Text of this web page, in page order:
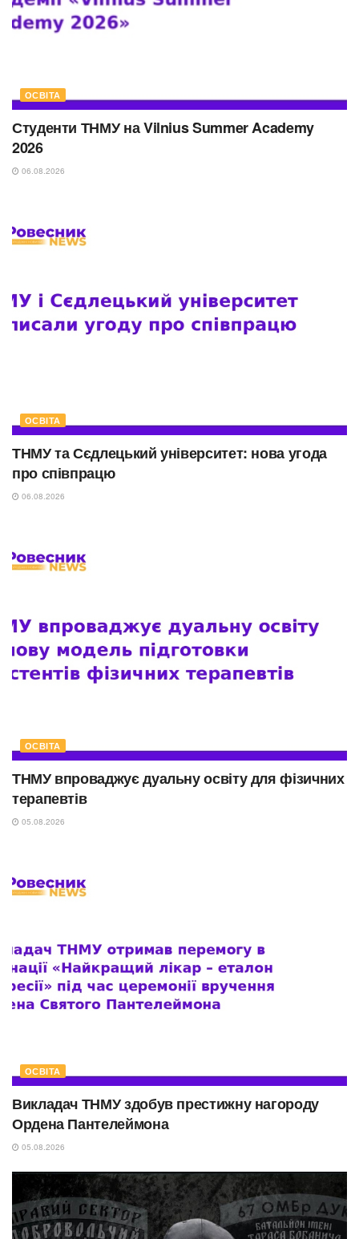
ОСВІТА
Студенти ТНМУ на Vilnius Summer Academy
2026
06.08.2026
ОСВІТА
ТНМУ та Сєдлецький університет: нова угода
про співпрацю
06.08.2026
ОСВІТА
ТНМУ впроваджує дуальну освіту для фізичних
терапевтів
05.08.2026
ОСВІТА
Викладач ТНМУ здобув престижну нагороду
Ордена Пантелеймона
05.08.2026